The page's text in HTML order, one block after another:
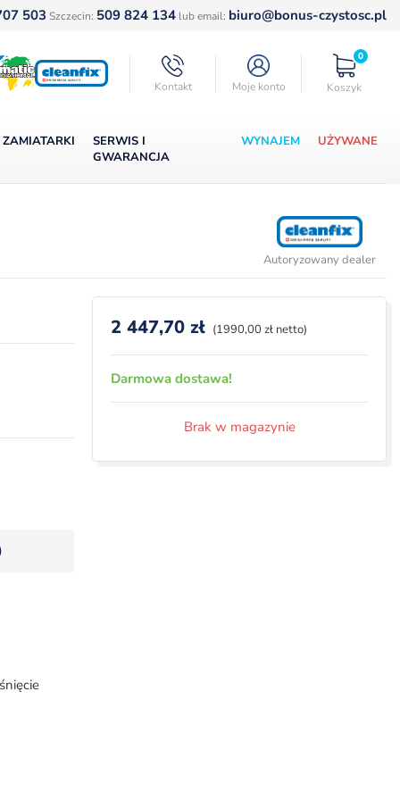
503 Szczecin: 509 824 134 lub email: biuro@bonus-czystosc.pl
Kontakt Moje konto Koszyk
0
ZAMIATARKI
SERWIS I
GWARANCJA
WYNAJEM UŻYWANE
Autoryzowany dealer
2 447,70 zł (1990,00 zł netto)
Darmowa dostawa!
Brak w magazynie